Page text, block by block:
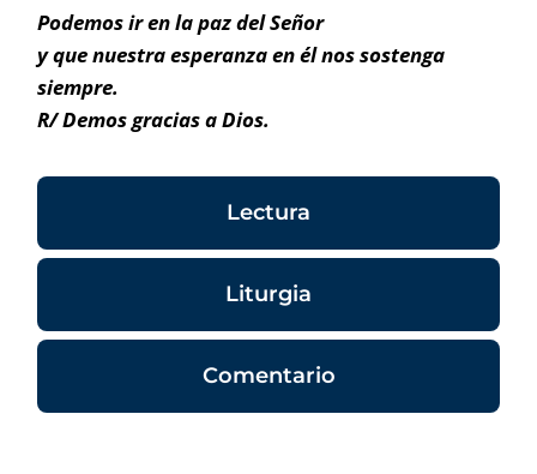
Podemos ir en la paz del Señor
y que nuestra esperanza en él nos sostenga
siempre.
R/ Demos gracias a Dios.
Lectura
Liturgia
Comentario